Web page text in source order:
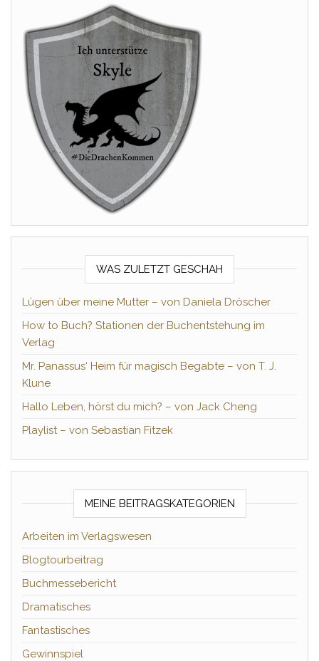
WAS ZULETZT GESCHAH
Lügen über meine Mutter – von Daniela Dröscher
How to Buch? Stationen der Buchentstehung im
Verlag
Mr. Panassus‘ Heim für magisch Begabte – von T. J.
Klune
Hallo Leben, hörst du mich? – von Jack Cheng
Playlist – von Sebastian Fitzek
MEINE BEITRAGSKATEGORIEN
Arbeiten im Verlagswesen
Blogtourbeitrag
Buchmessebericht
Dramatisches
Fantastisches
Gewinnspiel